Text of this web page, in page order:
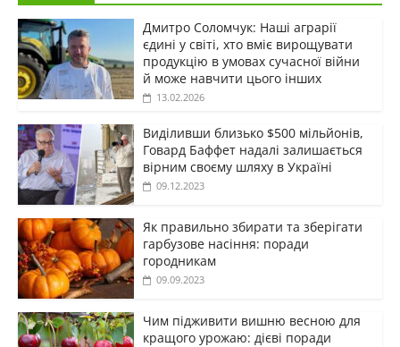
Дмитро Соломчук: Наші аграрії
єдині у світі, хто вміє вирощувати
продукцію в умовах сучасної війни
й може навчити цього інших
13.02.2026
Виділивши близько $500 мільйонів,
Говард Баффет надалі залишається
вірним своєму шляху в Україні
09.12.2023
Як правильно збирати та зберігати
гарбузове насіння: поради
городникам
09.09.2023
Чим підживити вишню весною для
кращого урожаю: дієві поради